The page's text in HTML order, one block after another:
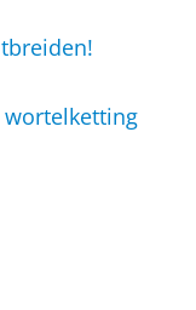
wortelketting